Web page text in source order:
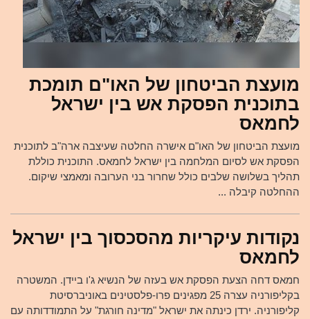
מועצת הביטחון של האו"ם תומכת
בתוכנית הפסקת אש בין ישראל
לחמאס
מועצת הביטחון של האו"ם אישרה החלטה שעיצבה ארה"ב לתוכנית
הפסקת אש לסיום המלחמה בין ישראל לחמאס. התוכנית כוללת
תהליך בשלושה שלבים כולל שחרור בני הערובה ומאמצי שיקום.
ההחלטה קיבלה ...
נקודות עיקריות מהסכסוך בין ישראל
לחמאס
חמאס דחה הצעת הפסקת אש בעזה של הנשיא ג'ו ביידן. המשטרה
בקליפורניה עצרה 25 מפגינים פרו-פלסטינים באוניברסיטת
קליפורניה. ירדן כינתה את ישראל "מדינה חורגת" על התמודדותה עם